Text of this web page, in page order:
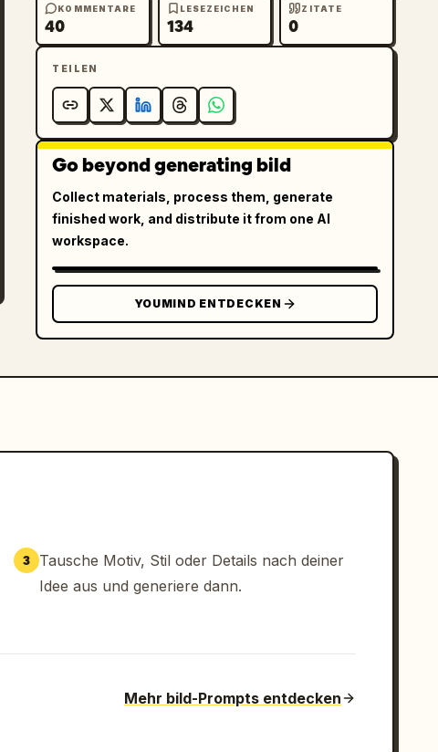
KOMMENTARE
40
LESEZEICHEN
134
ZITATE
0
TEILEN
Go beyond generating bild
Collect materials, process them, generate
finished work, and distribute it from one AI
workspace.
YOUMIND ENTDECKEN
3
Tausche Motiv, Stil oder Details nach deiner
Idee aus und generiere dann.
Mehr bild-Prompts entdecken